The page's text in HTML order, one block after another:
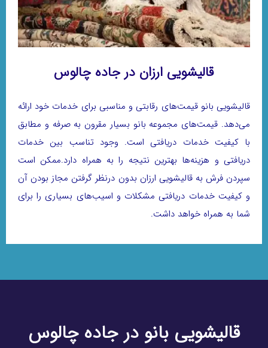
قالیشویی ارزان در جاده چالوس
قالیشویی بانو قیمت‌های رقابتی و مناسبی برای خدمات خود ارائه
می‌دهد. قیمت‌های مجموعه بانو بسیار مقرون به صرفه و مطابق
با کیفیت خدمات دریافتی است. وجود تناسب بین خدمات
دریافتی و هزینه‌ها بهترین نتیجه را به همراه دارد.ممکن است
سپردن فرش به قالیشویی ارزان بدون درنظر گرفتن مجاز بودن آن
و کیفیت خدمات دریافتی مشکلات و اسیب‌های بسیاری را برای
شما به همراه خواهد داشت.
قالیشویی بانو در جاده چالوس